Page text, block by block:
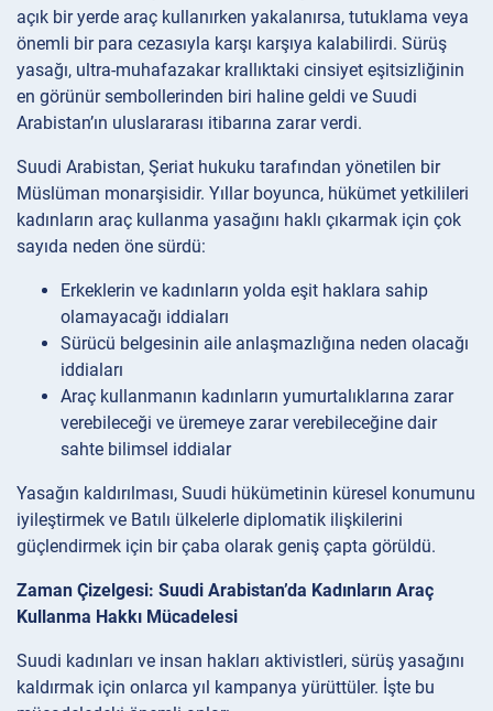
açık bir yerde araç kullanırken yakalanırsa, tutuklama veya
önemli bir para cezasıyla karşı karşıya kalabilirdi. Sürüş
yasağı, ultra-muhafazakar krallıktaki cinsiyet eşitsizliğinin
en görünür sembollerinden biri haline geldi ve Suudi
Arabistan’ın uluslararası itibarına zarar verdi.
Suudi Arabistan, Şeriat hukuku tarafından yönetilen bir
Müslüman monarşisidir. Yıllar boyunca, hükümet yetkilileri
kadınların araç kullanma yasağını haklı çıkarmak için çok
sayıda neden öne sürdü:
Erkeklerin ve kadınların yolda eşit haklara sahip
olamayacağı iddiaları
Sürücü belgesinin aile anlaşmazlığına neden olacağı
iddiaları
Araç kullanmanın kadınların yumurtalıklarına zarar
verebileceği ve üremeye zarar verebileceğine dair
sahte bilimsel iddialar
Yasağın kaldırılması, Suudi hükümetinin küresel konumunu
iyileştirmek ve Batılı ülkelerle diplomatik ilişkilerini
güçlendirmek için bir çaba olarak geniş çapta görüldü.
Zaman Çizelgesi: Suudi Arabistan’da Kadınların Araç
Kullanma Hakkı Mücadelesi
Suudi kadınları ve insan hakları aktivistleri, sürüş yasağını
kaldırmak için onlarca yıl kampanya yürüttüler. İşte bu